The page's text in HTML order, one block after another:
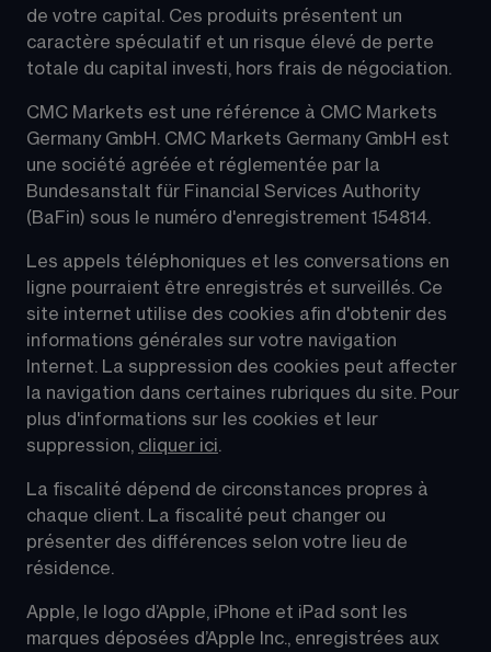
de votre capital. Ces produits présentent un
caractère spéculatif et un risque élevé de perte
totale du capital investi, hors frais de négociation.
CMC Markets est une référence à CMC Markets
Germany GmbH. CMC Markets Germany GmbH est
une société agréée et réglementée par la
Bundesanstalt für Financial Services Authority
(BaFin) sous le numéro d'enregistrement 154814.
Les appels téléphoniques et les conversations en
ligne pourraient être enregistrés et surveillés. Ce
site internet utilise des cookies afin d'obtenir des
informations générales sur votre navigation
Internet. La suppression des cookies peut affecter
la navigation dans certaines rubriques du site. Pour
plus d'informations sur les cookies et leur
suppression, cliquer ici.
La fiscalité dépend de circonstances propres à
chaque client. La fiscalité peut changer ou
présenter des différences selon votre lieu de
résidence.
Apple, le logo d’Apple, iPhone et iPad sont les
marques déposées d’Apple Inc., enregistrées aux